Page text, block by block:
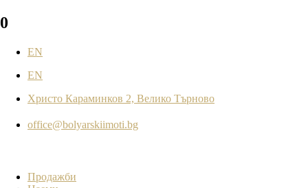
0
EN
EN
Христо Караминков 2, Велико Търново
office@bolyarskiimoti.bg
Продажби